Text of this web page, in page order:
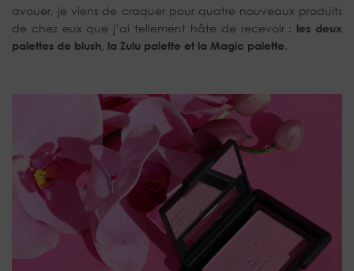
avouer, je viens de craquer pour quatre nouveaux produits
de chez eux que j’ai tellement hâte de recevoir : les deux
palettes de blush, la Zulu palette et la Magic palette.